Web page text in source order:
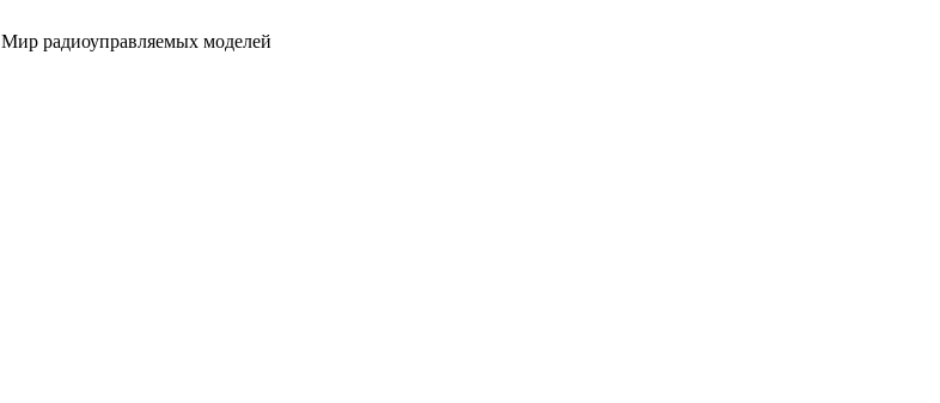
Мир радиоуправляемых моделей